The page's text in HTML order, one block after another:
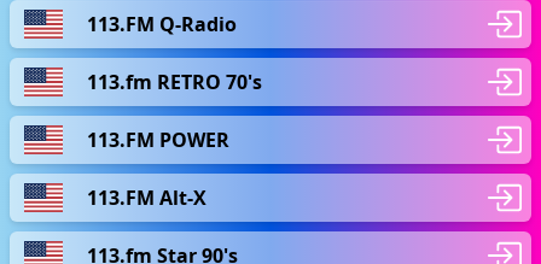
113.FM Q-Radio
113.fm RETRO 70's
113.FM POWER
113.FM Alt-X
113.fm Star 90's